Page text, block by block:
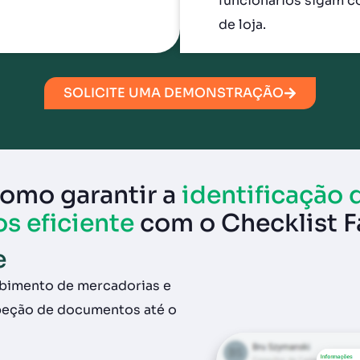
de loja.
SOLICITE UMA DEMONSTRAÇÃO
garantir a identificação
eficiente com o Checklist
de mercadorias e
de documentos até o
do Agendamento de
e Cerca Digital para
com Dashboards e
Penalidades.
e
checklist e comprove a